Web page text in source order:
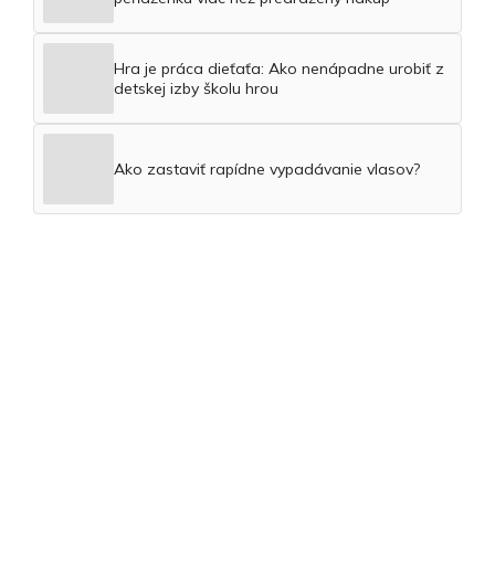
Hra je práca dieťaťa: Ako nenápadne urobiť z
detskej izby školu hrou
Ako zastaviť rapídne vypadávanie vlasov?